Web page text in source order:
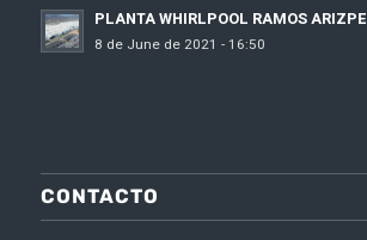
PLANTA WHIRLPOOL RAMOS ARIZPE
8 de June de 2021 - 16:50
CONTACTO